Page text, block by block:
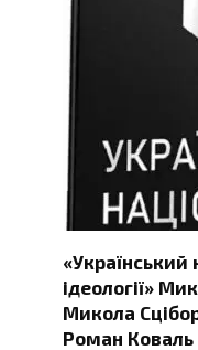
«Український
ідеології»
Микола
Роман